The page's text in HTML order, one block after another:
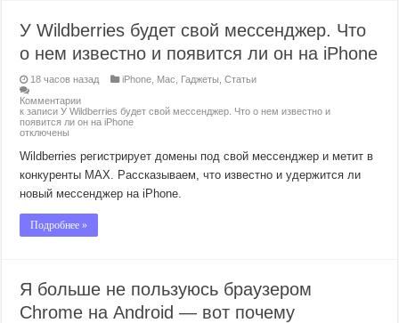
У Wildberries будет свой мессенджер. Что
о нем известно и появится ли он на iPhone
18 часов назад iPhone Mac Гаджеты ,Статьи
Комментарии
к записи У Wildberries будет свой мессенджер. Что о нем известно и
появится ли он на iPhone
отключены
Wildberries регистрирует домены под свой мессенджер и метит в
конкуренты MAX. Рассказываем, что известно и удержится ли
новый мессенджер на iPhone.
Подробнее »
Я больше не пользуюсь браузером
Chrome на Android — вот почему